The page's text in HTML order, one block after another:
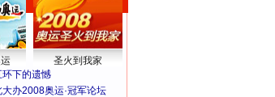
圣火到我家
环下的遗憾
大办2008奥运·冠军论坛